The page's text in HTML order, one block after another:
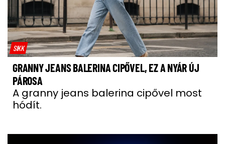
SIKK
GRANNY JEANS BALERINA CIPŐVEL, EZ A NYÁR ÚJ
PÁROSA
A granny jeans balerina cipővel most
hódít.